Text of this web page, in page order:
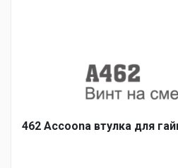
462 Accoona втулка для